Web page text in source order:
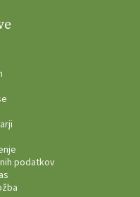
podatkov